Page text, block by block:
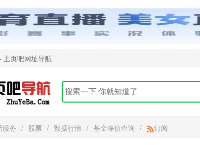
主页吧网址导航
服务 / 股票 / 数据行情 / 基金净值查询 / 订阅